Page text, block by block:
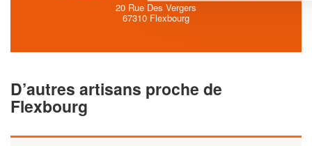
20 Rue Des Vergers
67310 Flexbourg
D’autres artisans proche de
Flexbourg